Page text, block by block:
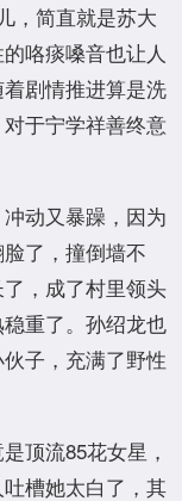
，简直就是苏大
咯痰嗓音也让人
剧情推进算是洗
于宁学祥善终意
动又暴躁，因为
了，撞倒墙不
，成了村里领头
重了。孙绍龙也
子，充满了野性
顶流85花女星，
槽她太白了，其